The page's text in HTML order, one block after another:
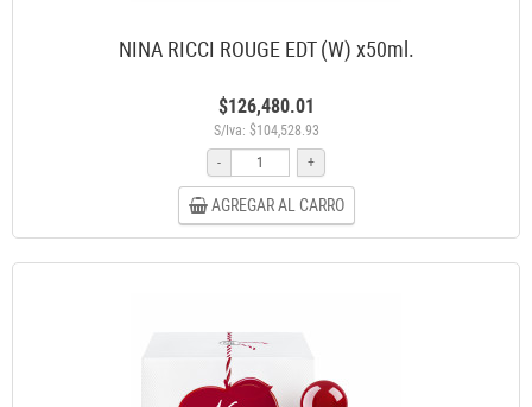
NINA RICCI ROUGE EDT (W) x50ml.
$126,480.01
S/Iva: $104,528.93
-
+
AGREGAR AL CARRO